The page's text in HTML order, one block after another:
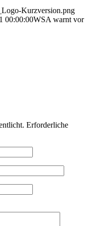
Kurzversion.png
00:00:00WSA warnt vor
Erforderliche